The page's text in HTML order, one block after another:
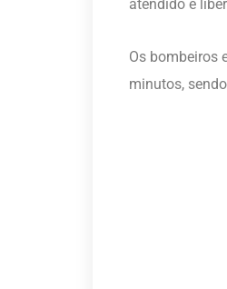
atendido e
Os bombeiros
minutos,